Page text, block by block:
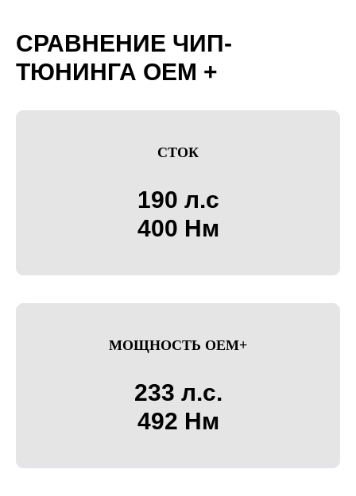
СРАВНЕНИЕ ЧИП-
ТЮНИНГА OEM +
СТОК
190 л.с
400 Нм
МОЩНОСТЬ OEM+
233 л.с.
492 Нм